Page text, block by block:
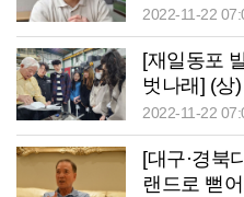
간"
2022-11-22
[재일동포
벗나래] (상
前 회장 "멸
먹고살려고
2022-11-22
[대구·경북
랜드로 뻗